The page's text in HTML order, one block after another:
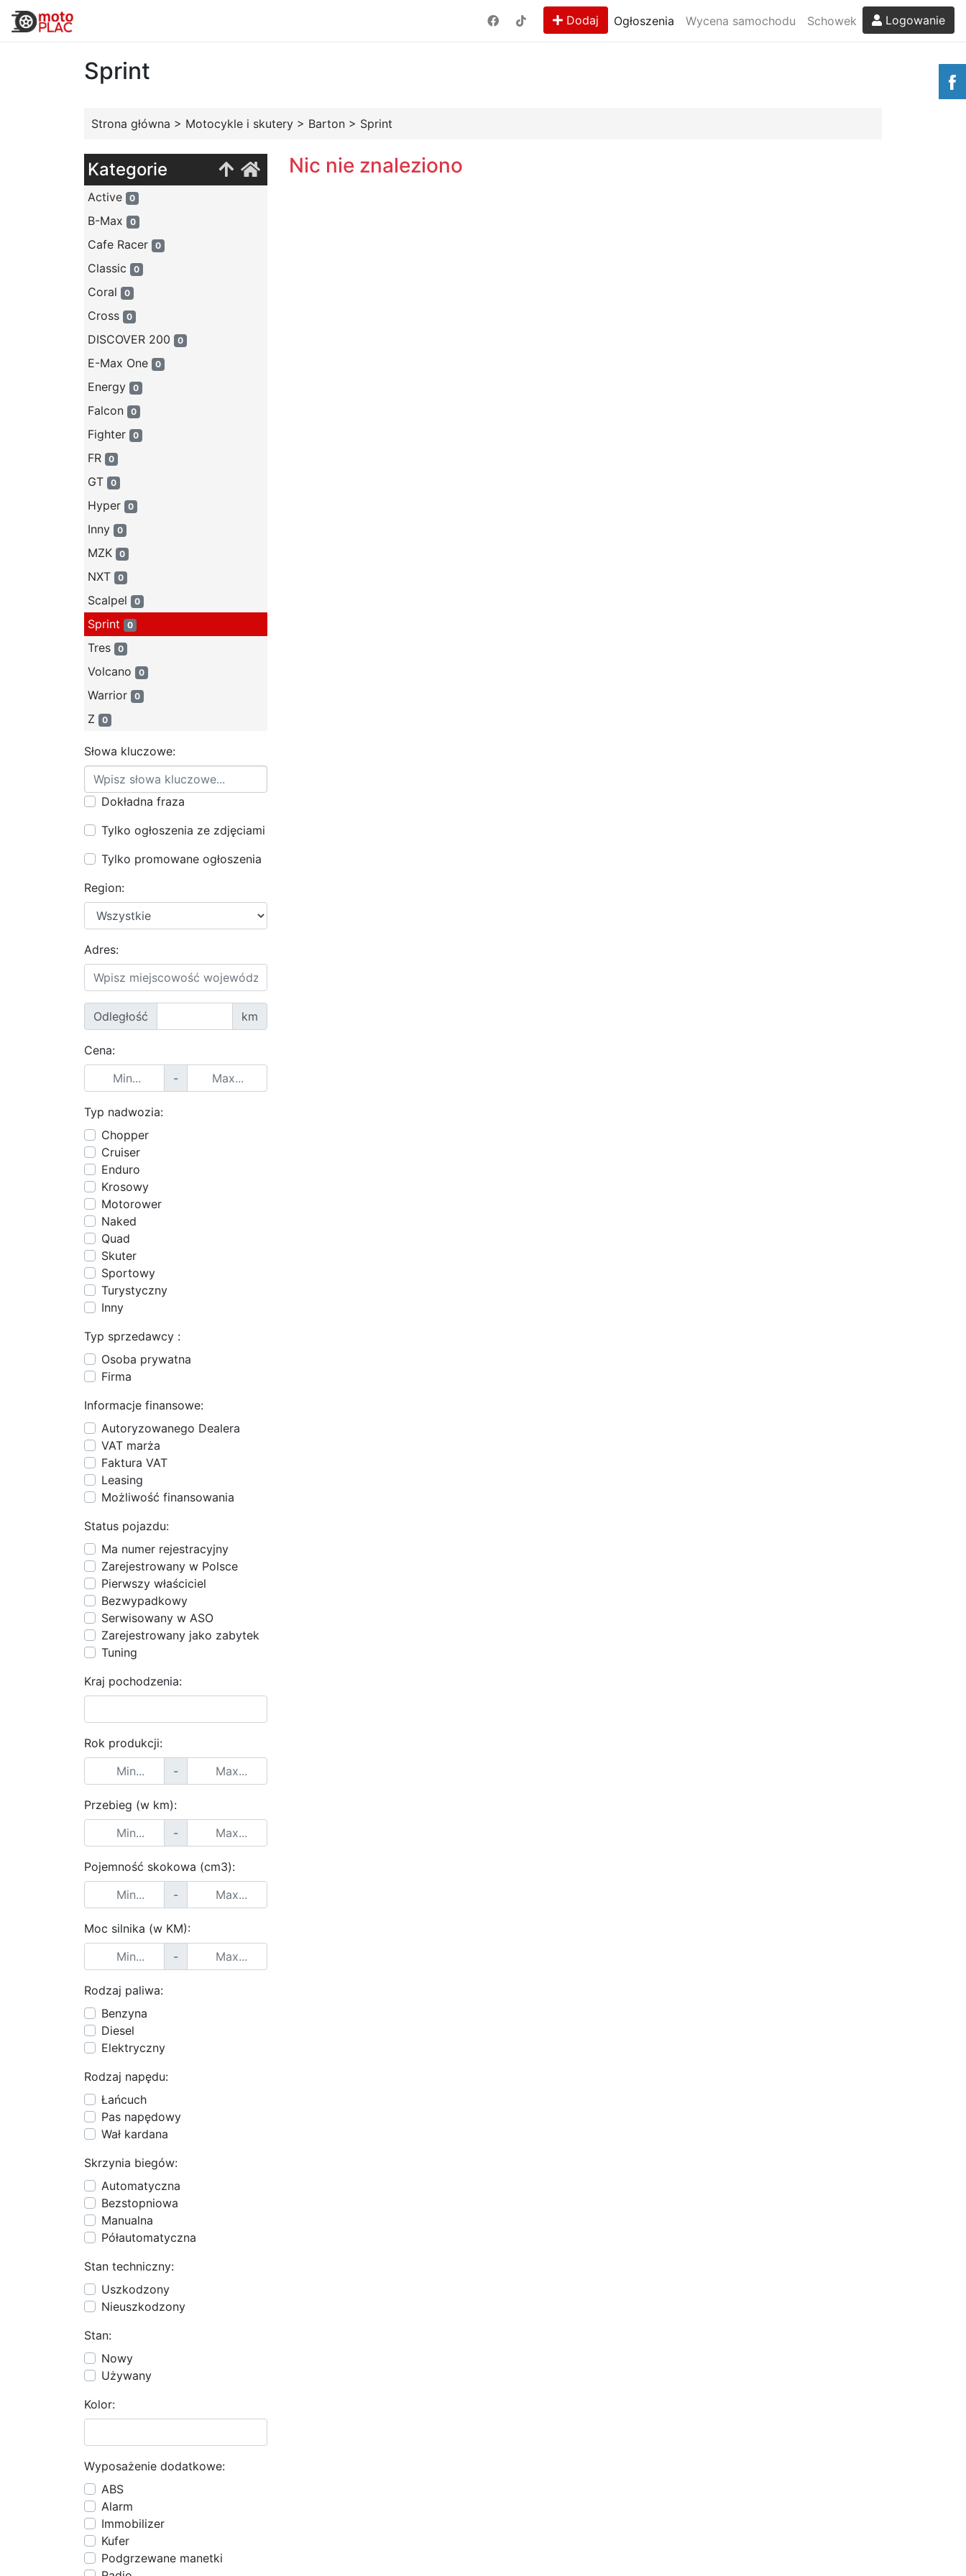
Dodaj Ogłoszenia Wycena samochodu Schowek Logowanie
Sprint
Strona główna > Motocykle i skutery > Barton > Sprint
Kategorie
Active 0
B-Max 0
Cafe Racer 0
Classic 0
Coral 0
Cross 0
DISCOVER 200 0
E-Max One 0
Energy 0
Falcon 0
Fighter 0
FR 0
GT 0
Hyper 0
Inny 0
MZK 0
NXT 0
Scalpel 0
Sprint 0
Tres 0
Volcano 0
Warrior 0
Z 0
Słowa kluczowe:
Dokładna fraza
Tylko ogłoszenia ze zdjęciami
Tylko promowane ogłoszenia
Region:
Adres:
Odległość km
Cena:
-
Typ nadwozia:
Chopper
Cruiser
Enduro
Krosowy
Motorower
Naked
Quad
Skuter
Sportowy
Turystyczny
Inny
Typ sprzedawcy :
Osoba prywatna
Firma
Informacje finansowe:
Autoryzowanego Dealera
VAT marża
Faktura VAT
Leasing
Możliwość finansowania
Status pojazdu:
Ma numer rejestracyjny
Zarejestrowany w Polsce
Pierwszy właściciel
Bezwypadkowy
Serwisowany w ASO
Zarejestrowany jako zabytek
Tuning
Kraj pochodzenia:
Rok produkcji:
-
Przebieg (w km):
-
Pojemność skokowa (cm3):
-
Moc silnika (w KM):
-
Rodzaj paliwa:
Benzyna
Diesel
Elektryczny
Rodzaj napędu:
Łańcuch
Pas napędowy
Wał kardana
Skrzynia biegów:
Automatyczna
Bezstopniowa
Manualna
Półautomatyczna
Stan techniczny:
Uszkodzony
Nieuszkodzony
Stan:
Nowy
Używany
Kolor:
Wyposażenie dodatkowe:
ABS
Alarm
Immobilizer
Kufer
Podgrzewane manetki
Nic nie znaleziono